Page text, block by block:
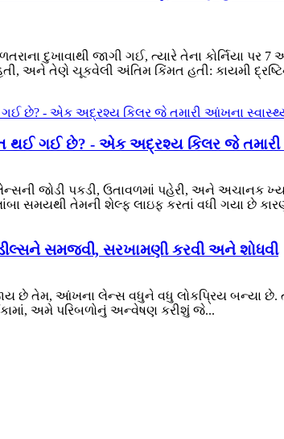
દુખાવાથી જાગી ગઈ, ત્યારે તેના કોર્નિયા પર
અને તેણે ચૂકવેલી અંતિમ કિંમત હતી: કાયમી
થઈ ગઈ છે? - ​​એક અદ્રશ્ય કિલર જે
જોડી પકડી, ઉતાવળમાં પહેરી, અને અચાનક
સમયથી તેમની શેલ્ફ લાઇફ કરતાં વધી ગયા છે
સમજવી, સરખામણી કરવી અને શોધવી
છે તેમ, આંખના લેન્સ વધુને વધુ લોકપ્રિય બન્યા છે.
અમે પરિબળોનું અન્વેષણ કરીશું જે...